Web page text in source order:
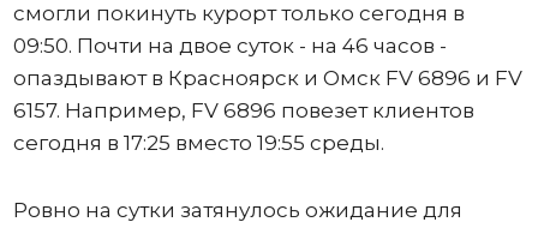
смогли покинуть курорт только сегодня в
09:50. Почти на двое суток - на 46 часов -
опаздывают в Красноярск и Омск FV 6896 и FV
6157. Например, FV 6896 повезет клиентов
сегодня в 17:25 вместо 19:55 среды.
Ровно на сутки затянулось ожидание для